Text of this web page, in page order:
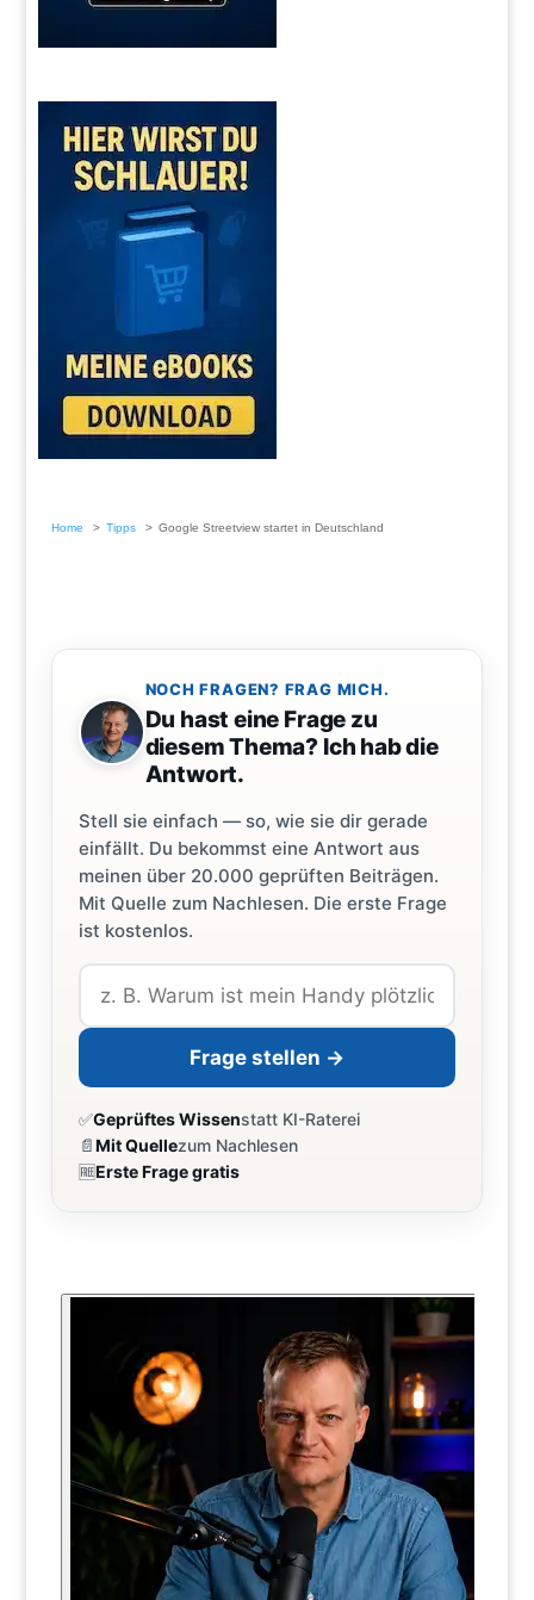
Home Tipps Google Streetview startet in Deutschland
NOCH FRAGEN? FRAG MICH.
Du hast eine Frage zu
diesem Thema? Ich hab die
Antwort.
Stell sie einfach — so, wie sie dir gerade
einfällt. Du bekommst eine Antwort aus
meinen über 20.000 geprüften Beiträgen.
Mit Quelle zum Nachlesen. Die erste Frage
ist kostenlos.
Frage stellen →
✅Geprüftes Wissenstatt KI-Raterei
📄Mit Quellezum Nachlesen
🆓Erste Frage gratis